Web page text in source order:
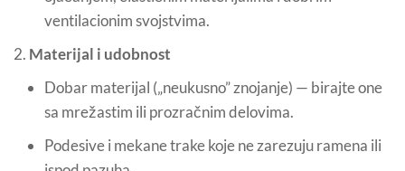
ventilacionim svojstvima.
Materijal i udobnost
Dobar materijal („neukusno” znojanje) — birajte one
sa mrežastim ili prozračnim delovima.
Podesive i mekane trake koje ne zarezuju ramena ili